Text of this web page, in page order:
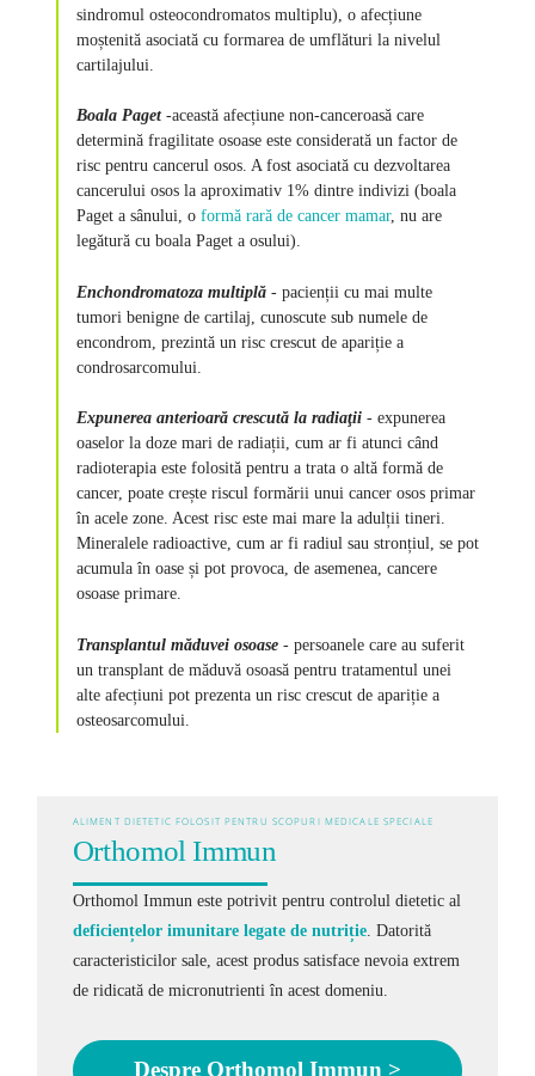
sindromul osteocondromatos multiplu), o afecțiune
moștenită asociată cu formarea de umflături la nivelul
cartilajului.
Boala Paget-această afecțiune non-canceroasă care
determină fragilitate osoase este considerată un factor de
risc pentru cancerul osos. A fost asociată cu dezvoltarea
cancerului osos la aproximativ 1% dintre indivizi (boala
Paget a sânului, o formă rară de cancer mamar, nu are
legătură cu boala Paget a osului).
Enchondromatoza multiplă - pacienții cu mai multe
tumori benigne de cartilaj, cunoscute sub numele de
encondrom, prezintă un risc crescut de apariție a
condrosarcomului.
Expunerea anterioară crescută la radiaţii - expunerea
oaselor la doze mari de radiații, cum ar fi atunci când
radioterapia este folosită pentru a trata o altă formă de
cancer, poate crește riscul formării unui cancer osos primar
în acele zone. Acest risc este mai mare la adulții tineri.
Mineralele radioactive, cum ar fi radiul sau stronțiul, se pot
acumula în oase și pot provoca, de asemenea, cancere
osoase primare.
Transplantul măduvei osoase - persoanele care au suferit
un transplant de măduvă osoasă pentru tratamentul unei
alte afecțiuni pot prezenta un risc crescut de apariție a
osteosarcomului.
ALIMENT DIETETIC FOLOSIT PENTRU SCOPURI MEDICALE SPECIALE
Orthomol Immun
Orthomol Immun este potrivit pentru controlul dietetic al
deficiențelor imunitare legate de nutriție. Datorită
caracteristicilor sale, acest produs satisface nevoia extrem
de ridicată de micronutrienti în acest domeniu.
Despre Orthomol Immun >